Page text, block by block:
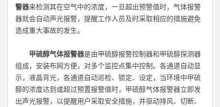
警器来检测其在空气中的浓度，一旦超出预警值时，气体报警
器就会自动声光报警，提醒工作人员及时采取相应的措施避免
造成重大事故的发生。
甲硫醇气体报警器是由甲硫醇报警控制器和甲硫醇探测器
组成，安装布网方便，对多个监控点集中控制。各通道自动显
示，液晶背光，各通道自动巡检、锁定、设定，当环境中甲硫
醇的浓度达到或超过预置报警值时，甲硫醇气体报警器立即发
出声光报警，以提醒用户采取安全措施，并驱动排风、切断、